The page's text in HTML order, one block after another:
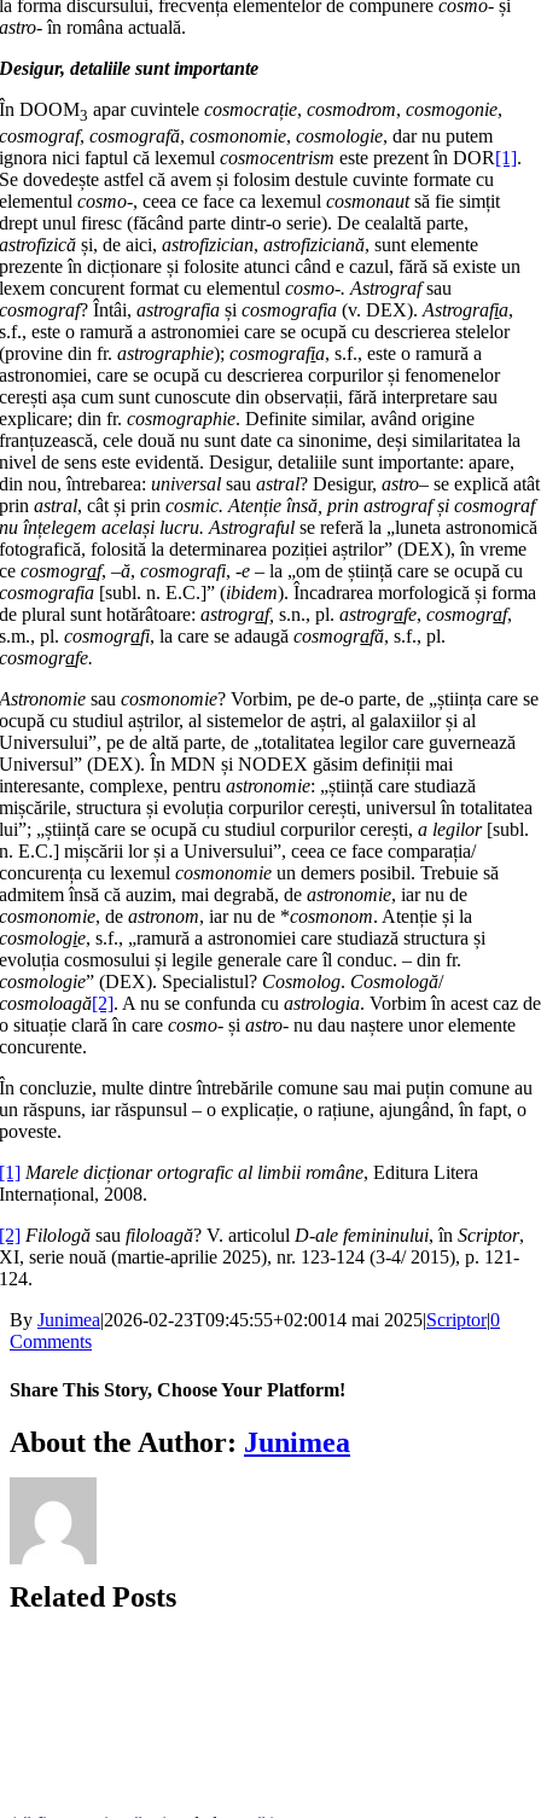
la forma discursului, frecvența elementelor de compunerecosmo-și
astro-în româna actuală.
Desigur, detaliile sunt importante
În DOOM3 apar cuvintelecosmocrație,cosmodrom,cosmogonie,
cosmograf, cosmografă,cosmonomie,cosmologie, dar nu putem
ignora nici faptul că lexemulcosmocentrismeste prezent în DOR[1].
Se dovedește astfel că avem și folosim destule cuvinte formate cu
elementulcosmo-, ceea ce face ca lexemulcosmonautsă fie simțit
drept unul firesc (făcând parte dintr-o serie). De cealaltă parte,
astrofizicăși, de aici,astrofizician,astrofiziciană, sunt elemente
prezente în dicționare și folosite atunci când e cazul, fără să existe un
lexem concurent format cu elementulcosmo-. Astrografsau
cosmograf? Întâi,astrografia șicosmografia(v. DEX).Astrografia,
s.f., este o ramură a astronomiei care se ocupă cu descrierea stelelor
(provine din fr.astrographie);cosmografia, s.f., este o ramură a
astronomiei, care se ocupă cu descrierea corpurilor și fenomenelor
cerești așa cum sunt cunoscute din observații, fără interpretare sau
explicare; din fr.cosmographie. Definite similar, având origine
franțuzească, cele două nu sunt date ca sinonime, deși similaritatea la
nivel de sens este evidentă. Desigur, detaliile sunt importante: apare,
din nou, întrebarea:universalsauastral? Desigur,astro– se explică atât
prinastral, cât și princosmic. Atenție însă, prin astrograf și cosmograf
nu înțelegem același lucru. Astrografulse referă la „luneta astronomică
fotografică, folosită la determinarea poziției aștrilor” (DEX), în vreme
cecosmograf, –ă,cosmografi, -e – la „om de știință care se ocupă cu
cosmografia [subl. n. E.C.]” (ibidem). Încadrarea morfologică și forma
de plural sunt hotărâtoare:astrograf,s.n., pl.astrografe,cosmograf,
s.m., pl.cosmografi, la care se adaugăcosmografă, s.f., pl.
cosmografe.
Astronomie saucosmonomie? Vorbim, pe de-o parte, de „știința care se
ocupă cu studiul aștrilor, al sistemelor de aștri, al galaxiilor și al
Universului”, pe de altă parte, de „totalitatea legilor care guvernează
Universul” (DEX). În MDN și NODEX găsim definiții mai
interesante, complexe, pentruastronomie: „știință care studiază
mișcările, structura și evoluția corpurilor cerești, universul în totalitatea
lui”; „știință care se ocupă cu studiul corpurilor cerești,a legilor[subl.
n. E.C.] mișcării lor și a Universului”, ceea ce face comparația/
concurența cu lexemulcosmonomieun demers posibil. Trebuie să
admitem însă că auzim, mai degrabă, deastronomie, iar nu de
cosmonomie, deastronom, iar nu de *cosmonom. Atenție și la
cosmologie, s.f., „ramură a astronomiei care studiază structura și
evoluția cosmosului și legile generale care îl conduc. – din fr.
cosmologie” (DEX). Specialistul? Cosmolog. Cosmologă/
cosmoloagă[2]. A nu se confunda cuastrologia. Vorbim în acest caz de
o situație clară în carecosmo-șiastro-nu dau naștere unor elemente
concurente.
În concluzie, multe dintre întrebările comune sau mai puțin comune au
un răspuns, iar răspunsul – o explicație, o rațiune, ajungând, în fapt, o
poveste.
[1] Marele dicționar ortografic al limbii române, Editura Litera
Internațional, 2008.
[2] Filologă saufiloloagă? V. articolulD-ale femininului, înScriptor,
XI, serie nouă (martie-aprilie 2025), nr. 123-124 (3-4/ 2015), p. 121-
124.
By Junimea2026-02-23T09:45:55+02:0014 mai 2025 Scriptor|0
Comments
Share This Story, Choose Your Platform!
Facebook
X
Bluesky
Reddit
LinkedIn
WhatsApp
Telegram
Tumblr
Xing
Email
Copy
Link
About the Author: Junimea
Related Posts